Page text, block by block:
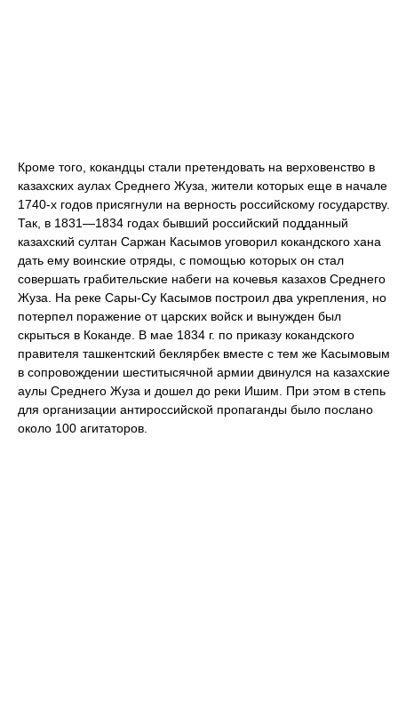
Кроме того, кокандцы стали претендовать на верховенство в
казахских аулах Среднего Жуза, жители которых еще в начале
1740-х годов присягнули на верность российскому государству.
Так, в 1831—1834 годах бывший российский подданный
казахский султан Саржан Касымов уговорил кокандского хана
дать ему воинские отряды, с помощью которых он стал
совершать грабительские набеги на кочевья казахов Среднего
Жуза. На реке Сары-Су Касымов построил два укрепления, но
потерпел поражение от царских войск и вынужден был
скрыться в Коканде. В мае 1834 г. по приказу кокандского
правителя ташкентский беклярбек вместе с тем же Касымовым
в сопровождении шеститысячной армии двинулся на казахские
аулы Среднего Жуза и дошел до реки Ишим. При этом в степь
для организации антироссийской пропаганды было послано
около 100 агитаторов.